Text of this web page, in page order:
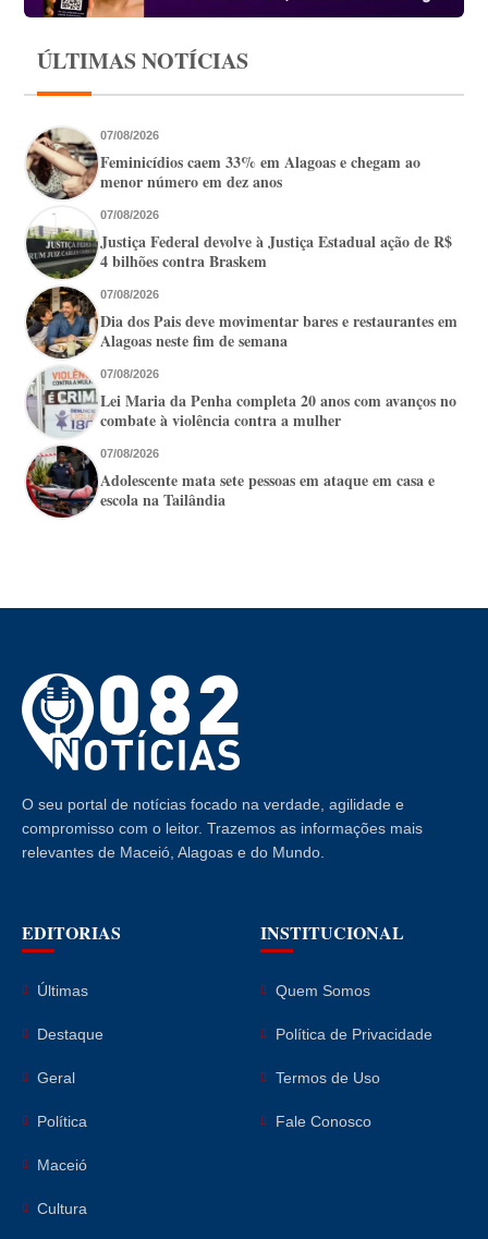
ÚLTIMAS NOTÍCIAS
07/08/2026
Feminicídios caem 33% em Alagoas e chegam ao
menor número em dez anos
07/08/2026
Justiça Federal devolve à Justiça Estadual ação de R$
4 bilhões contra Braskem
07/08/2026
Dia dos Pais deve movimentar bares e restaurantes em
Alagoas neste fim de semana
07/08/2026
Lei Maria da Penha completa 20 anos com avanços no
combate à violência contra a mulher
07/08/2026
Adolescente mata sete pessoas em ataque em casa e
escola na Tailândia
O seu portal de notícias focado na verdade, agilidade e
compromisso com o leitor. Trazemos as informações mais
relevantes de Maceió, Alagoas e do Mundo.
EDITORIAS
Últimas
Destaque
Geral
Política
Maceió
Cultura
INSTITUCIONAL
Quem Somos
Política de Privacidade
Termos de Uso
Fale Conosco